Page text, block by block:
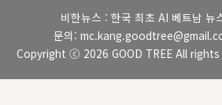
비한뉴스 : 한국 최초 AI 베트남 뉴
문의:
Copyright ⓒ 2026 GOOD TREE All